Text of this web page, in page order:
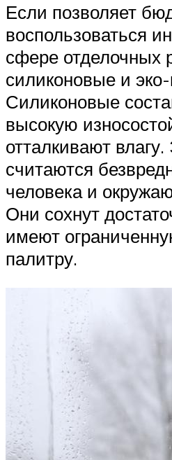
Если позволяет
воспользоваться
сфере отделочных
силиконовые и эко-
Силиконовые
высокую
отталкивают влагу.
считаются
человека и
Они сохнут
имеют
палитру.